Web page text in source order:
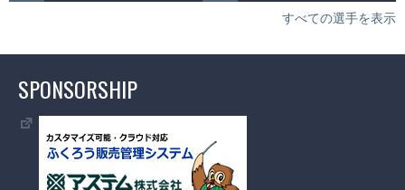
すべての選手を表示
SPONSORSHIP